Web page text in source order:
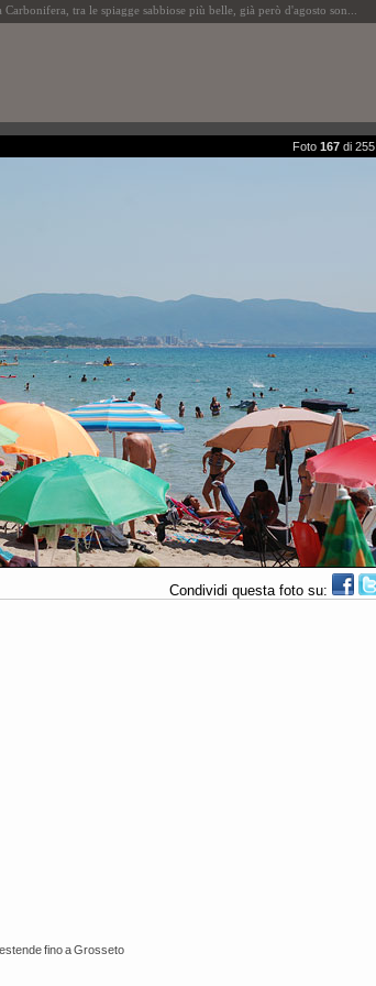
tra le spiagge sabbiose più belle, già però d'agosto son...
Foto 167 di 255
Condividi questa foto su:
fino a Grosseto